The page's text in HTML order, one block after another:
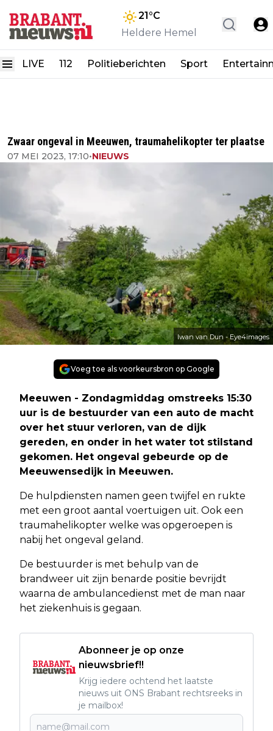
21 °C
Heldere Hemel
LIVE 112 Politieberichten Sport
Zwaar ongeval in Meeuwen, traumahelikopter ter plaatse
07 MEI 2023, 17:10•NIEUWS
Iwan van Dun - Eye4images
Voeg toe als voorkeursbron op Google
Meeuwen - Zondagmiddag omstreeks 15:30
uur is de bestuurder van een auto de macht
over het stuur verloren, van de dijk
gereden, en onder in het water tot stilstand
gekomen. Het ongeval gebeurde op de
Meeuwensedijk in Meeuwen.
De hulpdiensten namen geen twijfel en rukte
met een groot aantal voertuigen uit. Ook een
traumahelikopter welke was opgeroepen is
nabij het ongeval geland.
De bestuurder is met behulp van de
brandweer uit zijn benarde positie bevrijdt
waarna de ambulancedienst met de man naar
het ziekenhuis is gegaan.
Abonneer je op onze
nieuwsbrief!!
Krijg iedere ochtend het laatste
nieuws uit ONS Brabant rechtsreeks in
je mailbox!